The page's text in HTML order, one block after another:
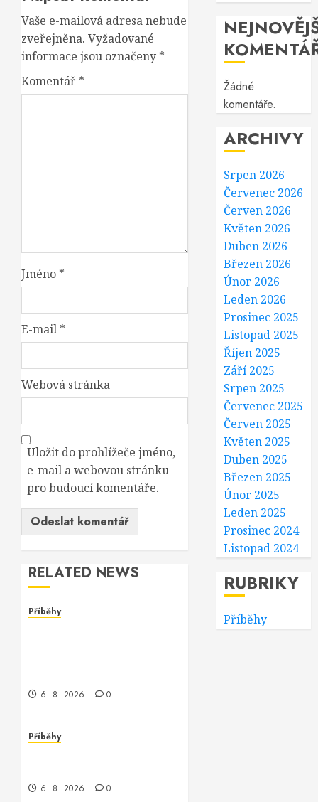
Vaše e-mailová adresa nebude
zveřejněna. Vyžadované
informace jsou označeny *
Komentář *
Jméno *
E-mail *
Webová stránka
Uložit do prohlížeče jméno,
e-mail a webovou stránku
pro budoucí komentáře.
RELATED NEWS
Příběhy
6. 8. 2026 0
Příběhy
6. 8. 2026 0
Žádné
komentáře.
ARCHIVY
Srpen 2026
Červenec 2026
Červen 2026
Květen 2026
Duben 2026
Březen 2026
Únor 2026
Leden 2026
Prosinec 2025
Listopad 2025
Říjen 2025
Září 2025
Srpen 2025
Červenec 2025
Červen 2025
Květen 2025
Duben 2025
Březen 2025
Únor 2025
Leden 2025
Prosinec 2024
Listopad 2024
RUBRIKY
Příběhy